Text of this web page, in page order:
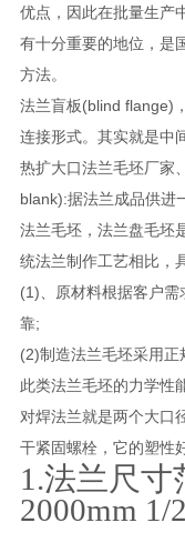
优点，因此在批量生产
有十分重要的地位，是
方法。
法兰盲板(blind flange)
连接形式。其实就是中
热扩大口法兰毛坯厂家
blank):据法兰成品供进
法兰毛坯，法兰盘毛坯
统法兰制作工艺相比，
(1)、原材料根据客户
靠;
(2)制造法兰毛坯采用
此类法兰毛坯的力学性
对焊法兰就是两个大口
干紧固螺栓，它的塑
1.法兰尺寸
2000mm 1/